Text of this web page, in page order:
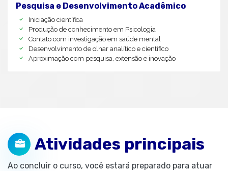
Pesquisa e Desenvolvimento Acadêmico
Iniciação científica
Produção de conhecimento em Psicologia
Contato com investigação em saúde mental
Desenvolvimento de olhar analítico e científico
Aproximação com pesquisa, extensão e inovação
Atividades principais
Ao concluir o curso, você estará preparado para atuar